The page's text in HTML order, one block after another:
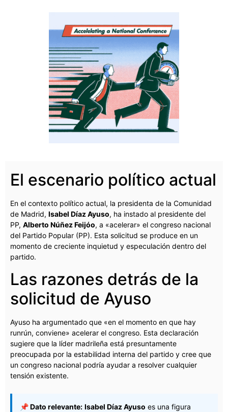
El escenario político actual
En el contexto político actual, la presidenta de la Comunidad
de Madrid, Isabel Díaz Ayuso, ha instado al presidente del
PP, Alberto Núñez Feijóo, a «acelerar» el congreso nacional
del Partido Popular (PP). Esta solicitud se produce en un
momento de creciente inquietud y especulación dentro del
partido.
Las razones detrás de la
solicitud de Ayuso
Ayuso ha argumentado que «en el momento en que hay
runrún, conviene» acelerar el congreso. Esta declaración
sugiere que la líder madrileña está presuntamente
preocupada por la estabilidad interna del partido y cree que
un congreso nacional podría ayudar a resolver cualquier
tensión existente.
📌 Dato relevante: Isabel Díaz Ayuso es una figura